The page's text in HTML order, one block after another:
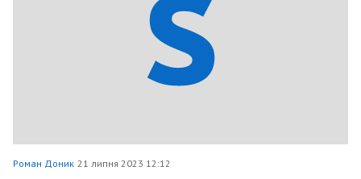
Роман Доник 21 липня 2023 12:12